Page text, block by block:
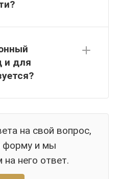
и для
на свой вопрос,
форму и мы
него ответ.